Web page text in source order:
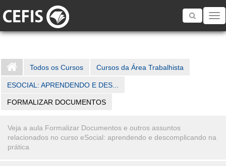
Toggle
Todos os Cursos Cursos da Área Trabalhista
ESOCIAL: APRENDENDO E DES...
FORMALIZAR DOCUMENTOS
Veja a aula Formalizar Documentos e outros assuntos
relacionados no curso eSocial: aprendendo e descomplicando na
prática